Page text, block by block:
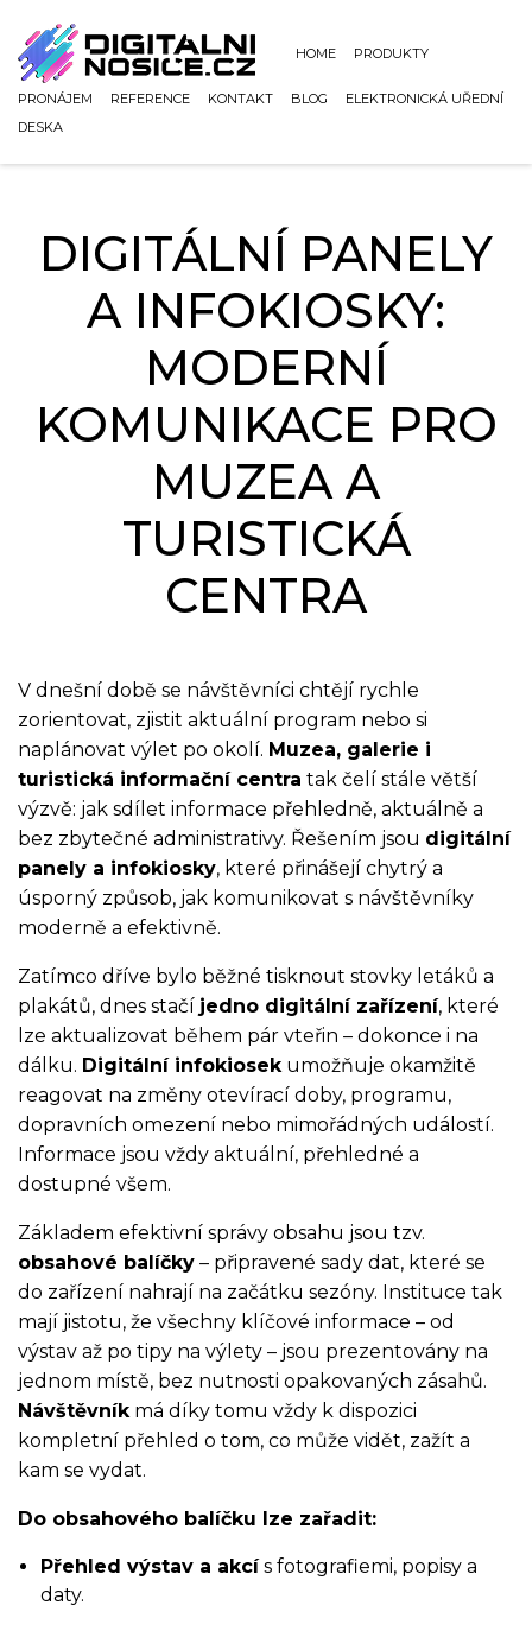
HOME PRODUKTY
PRONÁJEM REFERENCE KONTAKT BLOG
ELEKTRONICKÁ UŘEDNÍ
DESKA
DIGITÁLNÍ PANELY
A INFOKIOSKY:
MODERNÍ
KOMUNIKACE PRO
MUZEA A
TURISTICKÁ
CENTRA
V dnešní době se návštěvníci chtějí rychle
zorientovat, zjistit aktuální program nebo si
naplánovat výlet po okolí. Muzea, galerie i
turistická informační centra tak čelí stále větší
výzvě: jak sdílet informace přehledně, aktuálně a
bez zbytečné administrativy. Řešením jsou digitální
panely a infokiosky, které přinášejí chytrý a
úsporný způsob, jak komunikovat s návštěvníky
moderně a efektivně.
Zatímco dříve bylo běžné tisknout stovky letáků a
plakátů, dnes stačí jedno digitální zařízení, které
lze aktualizovat během pár vteřin – dokonce i na
dálku. Digitální infokiosekumožňuje okamžitě
reagovat na změny otevírací doby, programu,
dopravních omezení nebo mimořádných událostí.
Informace jsou vždy aktuální, přehledné a
dostupné všem.
Základem efektivní správy obsahu jsou tzv.
obsahové balíčky – připravené sady dat, které se
do zařízení nahrají na začátku sezóny. Instituce tak
mají jistotu, že všechny klíčové informace – od
výstav až po tipy na výlety – jsou prezentovány na
jednom místě, bez nutnosti opakovaných zásahů.
Návštěvníkmá díky tomu vždy k dispozici
kompletní přehled o tom, co může vidět, zažít a
kam se vydat.
Do obsahového balíčku lze zařadit:
Přehled výstav a akcís fotografiemi, popisy a
daty.